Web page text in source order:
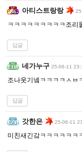
아티스트랑랑
ㅋㅋㅋㅋㅋㅋㅋㅋㅋ조리
답글
네가누구 25-06-11
조나웃기넼ㅋㅋㅋㅋㅅㅂ
답글
갓한은 25-06-11
미친새긴갘ㅋㅋㅋㅋㅋㅋ